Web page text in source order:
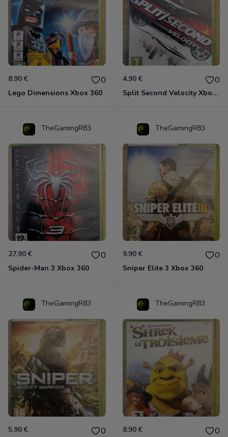
8.90 € 0
Lego Dimensions Xbox 360
4.90 € 0
Split Second Velocity Xbox 360
TheGamingR83
27.90 € 0
Spider-Man 3 Xbox 360
TheGamingR83
9.90 € 0
Sniper Elite 3 Xbox 360
TheGamingR83
5.90 € 0
TheGamingR83
8.90 € 0